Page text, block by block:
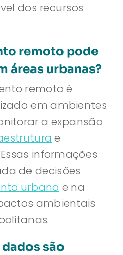
dos recursos
remoto pode
áreas urbanas?
remoto é
em ambientes
a expansão
e
informações
de decisões
urbano e na
ambientais
são